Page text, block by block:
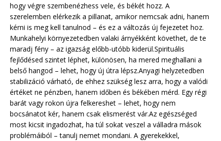
hogy végre szembenézhess vele, és békét hozz. A
szerelemben elérkezik a pillanat, amikor nemcsak adni, hanem
kérni is meg kell tanulnod – és ez a változás új fejezetet hoz.
Munkahelyi környezetedben valaki árnyékként követhet, de te
maradj fény – az igazság előbb-utóbb kiderül.Spirituális
fejlődésed szintet léphet, különösen, ha mered meghallani a
belső hangod – lehet, hogy új útra lépsz.Anyagi helyzetedben
stabilizáció várható, de ehhez szükség lesz arra, hogy a valódi
értéket ne pénzben, hanem időben és békében mérd. Egy régi
barát vagy rokon újra felkereshet – lehet, hogy nem
bocsánatot kér, hanem csak elismerést vár.Az egészséged
most kicsit ingadozhat, ha túl sokat veszel a válladra mások
problémáiból – tanulj nemet mondani. A gyerekekkel,